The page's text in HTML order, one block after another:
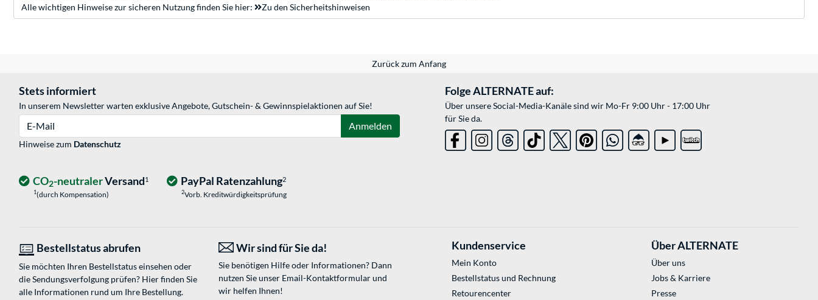
Alle wichtigen Hinweise zur sicheren Nutzung finden Sie hier:
Zu den Sicherheitshinweisen
Zurück zum Anfang
Stets informiert
In unserem Newsletter warten exklusive Angebote, Gutschein- & Gewinnspielaktionen auf Sie!
Anmelden
Hinweise zum Datenschutz
Folge ALTERNATE auf:
Über unsere Social-Media-Kanäle sind wir Mo-Fr 9:00 Uhr - 17:00 Uhr
für Sie da.
CO2-neutralerVersand1
1(durch Kompensation)
PayPal Ratenzahlung2
2Vorb. Kreditwürdigkeitsprüfung
Bestellstatus abrufen
Sie möchten Ihren Bestellstatus einsehen oder
die Sendungsverfolgung prüfen? Hier finden Sie
alle Informationen rund um Ihre Bestellung.
Wir sind für Sie da!
Sie benötigen Hilfe oder Informationen? Dann
nutzen Sie unser Email-Kontaktformularund
wir helfen Ihnen!
Kundenservice
Mein Konto
Bestellstatus und Rechnung
Retourencenter
Über ALTERNATE
Über uns
Jobs & Karriere
Presse